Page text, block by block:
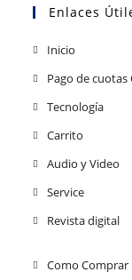
Enlaces
Inicio
Pago de
Tecnología
Carrito
Audio y Video
Service
Revista digital
Como Comprar